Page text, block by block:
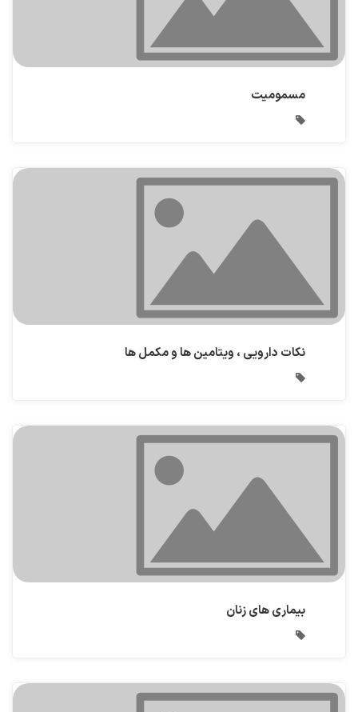
مسمومیت
نکات دارویی ، ویتامین ها و مکمل ها
بیماری های زنان